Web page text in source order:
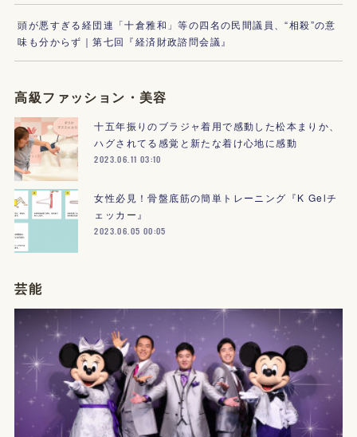
頭が悪すぎる経団連「十倉雅和」等の四名の民間議員、“相殺”の意
味も分からず｜第七回『経済財政諮問会議』
高級ファッション・美容
十五年振りのブラジャ着用で感動した松本まりか、
ハグされてる感覚と新たな着け心地に感動
2023.06.11 03:10
女性必見！骨盤底筋の簡単トレーニング『K Gelチ
ェッカー』
2023.06.05 00:05
芸能